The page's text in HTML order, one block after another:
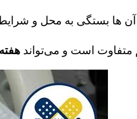
آن ها بستگی به محل و
متفاوت است و می‌تواند